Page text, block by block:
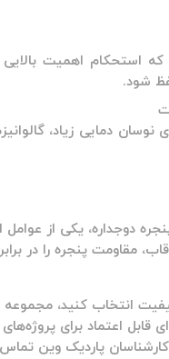
استحکام اهمیت بالایی
شود.
نوسان دمایی زیاد،
مقاومت پنجره را در
انتخاب کنید، مجموعه
قابل اعتماد برای
پاردیک وین